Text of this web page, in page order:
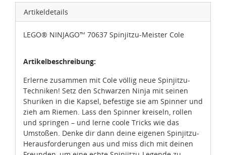
Artikeldetails
LEGO® NINJAGO™ 70637 Spinjitzu-Meister Cole
Artikelbeschreibung:
Erlerne zusammen mit Cole völlig neue Spinjitzu-
Techniken! Setz den Schwarzen Ninja mit seinen
Shuriken in die Kapsel, befestige sie am Spinner und
zieh am Riemen. Lass den Spinner kreiseln, rollen
und springen – und lerne coole Tricks wie das
Umstoßen. Denke dir dann deine eigenen Spinjitzu-
Herausforderungen aus und miss dich mit deinen